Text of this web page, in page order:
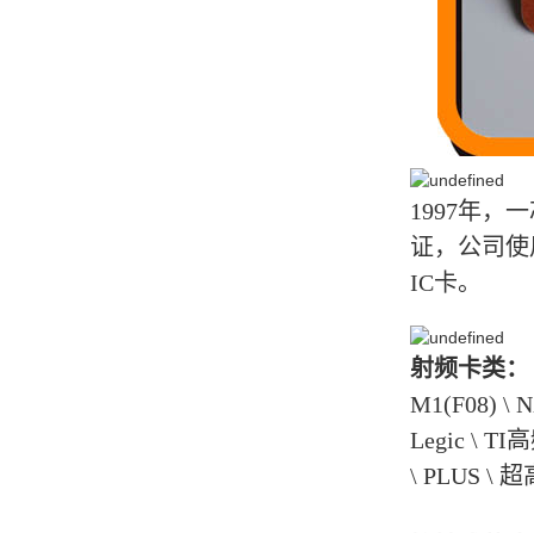
1997年，
证，公司
IC卡。
射频卡类：
M1(F08) \
Legic \ TI高
\ PLUS \ 超